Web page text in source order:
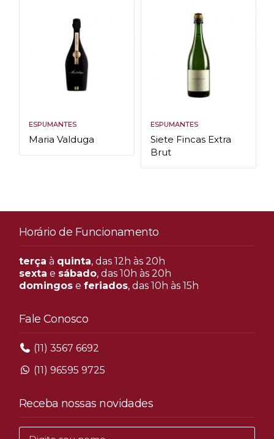
ESPUMANTES
Maria Valduga
ESPUMANTES
Siete Fincas Extra
Brut
Horário de Funcionamento
terça à quinta, das 12h às 20h
sexta e sábado, das 10h às 20h
domingose feriados, das 10h às 15h
Fale Conosco
(11) 3567 6692
(11) 96595 9725
Receba nossas novidades